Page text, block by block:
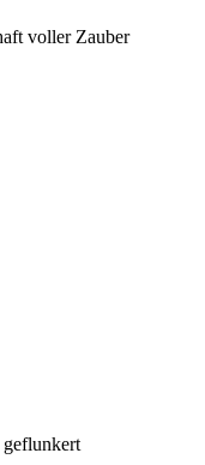
voller Zauber